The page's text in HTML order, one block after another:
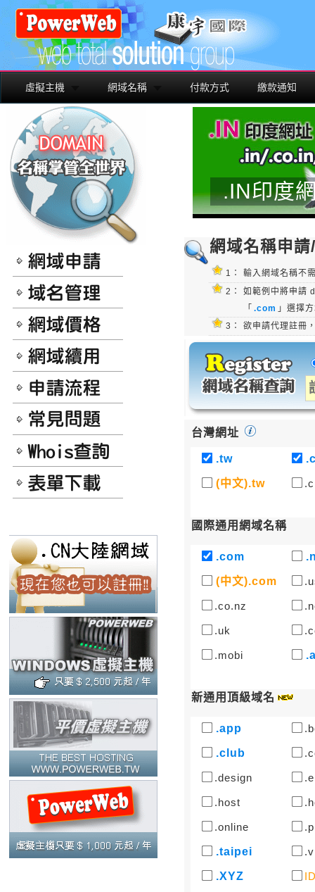
虛擬主機 網域名稱 付款方式 繳款通知
.IN印度
網域名稱申
1：
輸入網域名稱不
2：
如範例中將申請
「 .com 」選擇
3：
欲申請代理註冊
台灣網址
.tw
(中文).tw
國際通用網域名稱
.com
(中文).com
.co.nz
.uk
.mobi
新通用頂級域名
.app
.club
.design
.host
.online
.taipei
.XYZ